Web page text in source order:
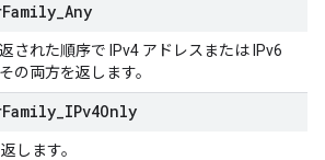
Family Any
された順序で IPv4 アドレスまたは IPv6
の両方を返します。
Family IPv4Only
します。